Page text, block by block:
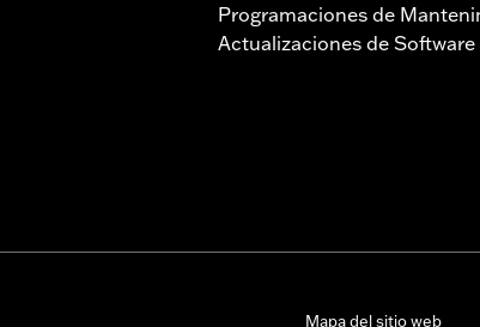
Programaciones de
Actualizaciones de Software
Mapa del sitio web